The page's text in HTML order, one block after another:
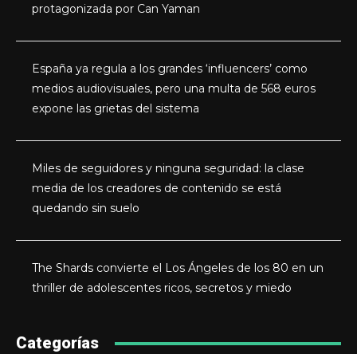
protagonizada por Can Yaman
España ya regula a los grandes ‘influencers’ como
medios audiovisuales, pero una multa de 568 euros
expone las grietas del sistema
Miles de seguidores y ninguna seguridad: la clase
media de los creadores de contenido se está
quedando sin suelo
The Shards convierte el Los Ángeles de los 80 en un
thriller de adolescentes ricos, secretos y miedo
Categorías